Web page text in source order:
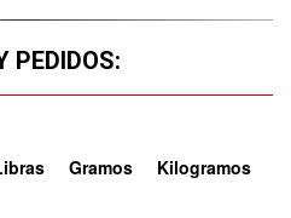
PEDIDOS:
Gramos Kilogramos